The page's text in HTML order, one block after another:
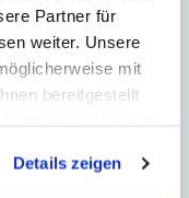
Partner für
weiter. Unsere
mit
bereitgestellt
Details zeigen
nový